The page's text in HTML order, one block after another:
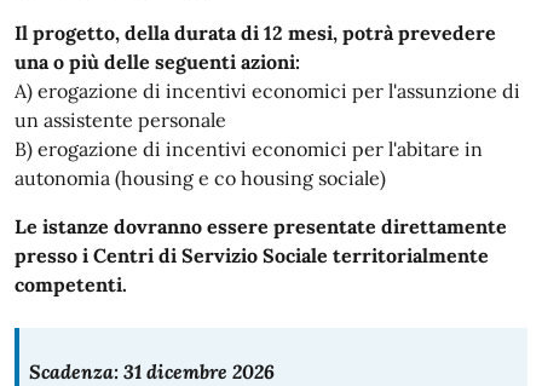
Il progetto, della durata di 12 mesi, potrà prevedere
una o più delle seguenti azioni:
A) erogazione di incentivi economici per l'assunzione di
un assistente personale
B) erogazione di incentivi economici per l'abitare in
autonomia (housing e co housing sociale)
Le istanze dovranno essere presentate direttamente
presso i Centri di Servizio Sociale territorialmente
competenti.
Scadenza: 31 dicembre 2026